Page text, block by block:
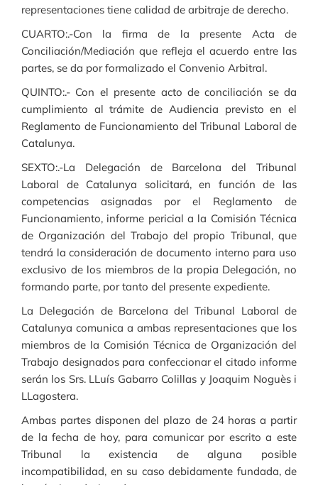
representaciones tiene calidad de arbitraje de derecho.
CUARTO:.-Con la firma de la presente Acta de
Conciliación/Mediación que refleja el acuerdo entre las
partes, se da por formalizado el Convenio Arbitral.
QUINTO:.- Con el presente acto de conciliación se da
cumplimiento al trámite de Audiencia previsto en el
Reglamento de Funcionamiento del Tribunal Laboral de
Catalunya.
SEXTO:.-La Delegación de Barcelona del Tribunal
Laboral de Catalunya solicitará, en función de las
competencias asignadas por el Reglamento de
Funcionamiento, informe pericial a la Comisión Técnica
de Organización del Trabajo del propio Tribunal, que
tendrá la consideración de documento interno para uso
exclusivo de los miembros de la propia Delegación, no
formando parte, por tanto del presente expediente.
La Delegación de Barcelona del Tribunal Laboral de
Catalunya comunica a ambas representaciones que los
miembros de la Comisión Técnica de Organización del
Trabajo designados para confeccionar el citado informe
serán los Srs. LLuís Gabarro Colillas y Joaquim Noguès i
LLagostera.
Ambas partes disponen del plazo de 24 horas a partir
de la fecha de hoy, para comunicar por escrito a este
Tribunal la existencia de alguna posible
incompatibilidad, en su caso debidamente fundada, de